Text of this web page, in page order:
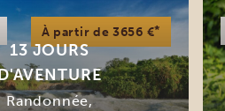
À partir de 3656 €*
13 JOURS
Randonnée,